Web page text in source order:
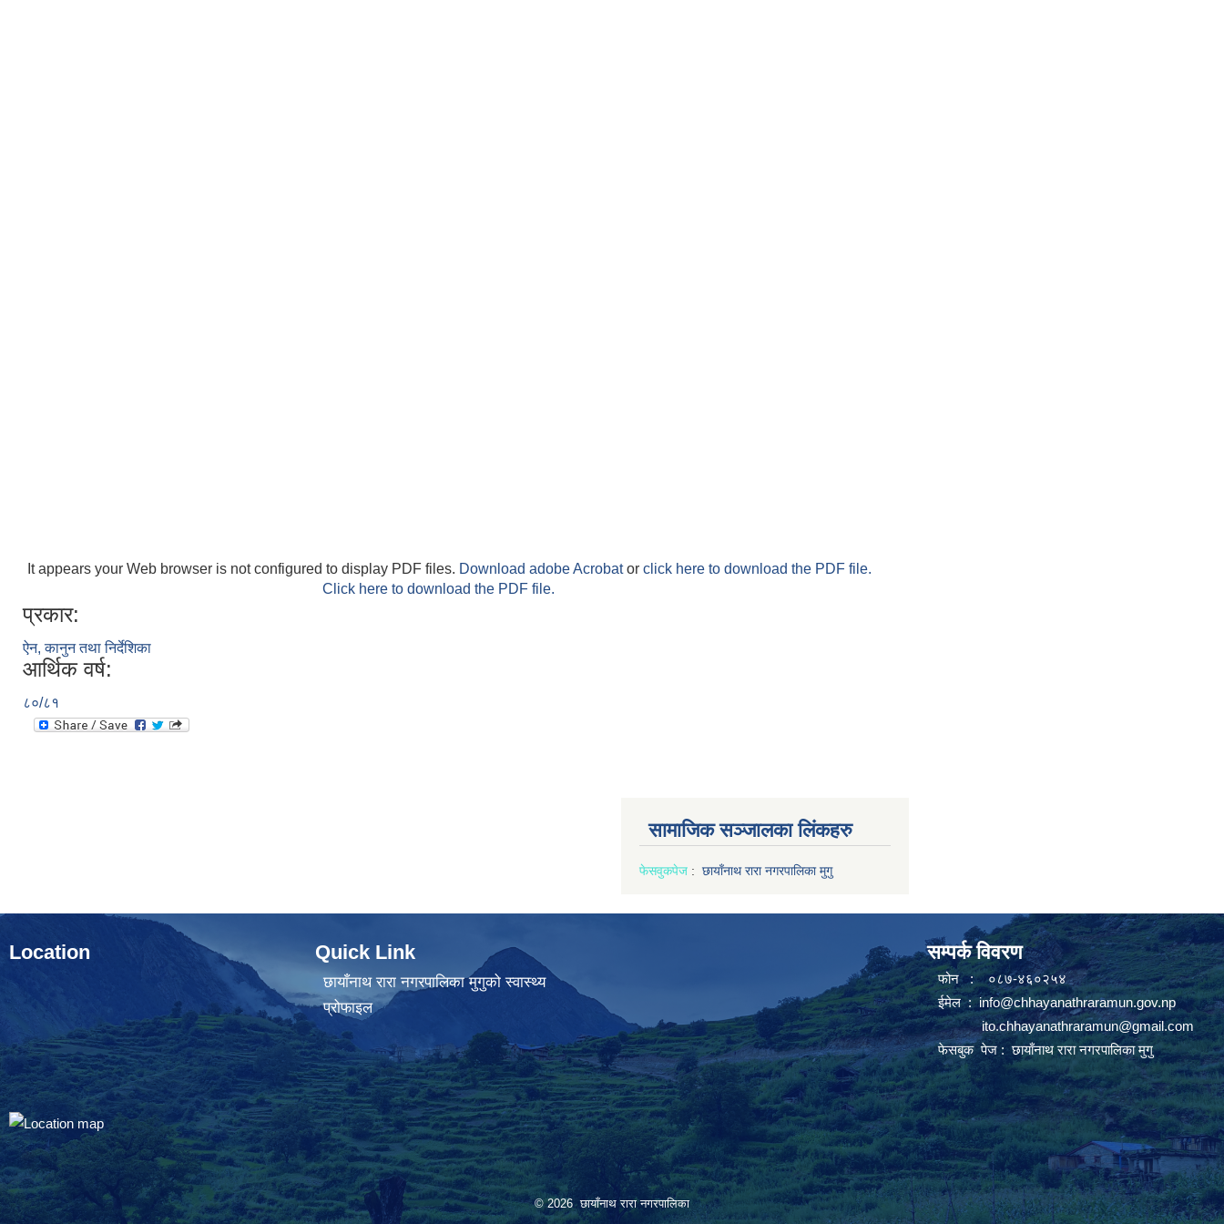
It appears your Web browser is not configured to display PDF files. Download adobe Acrobator click here to download the PDF file.
Click here to download the PDF file.
प्रकार:
ऐन, कानुन तथा निर्देशिका
आर्थिक वर्ष:
८०/८१
सामाजिक सञ्जालका लिंकहरु
फेसवुकपेज : छायाँनाथ रारा नगरपालिका मुगु
Location Quick Link
छायाँनाथ रारा नगरपालिका मुगुको स्वास्थ्य
प्रोफाइल
सम्पर्क विवरण
फोन : ०८७-४६०२५४
ईमेल :info@chhayanathraramun.gov.np
ito.chhayanathraramun@gmail.com
फेसबुक पेज : छायाँनाथ रारा नगरपालिका मुगु
© 2026 छायाँनाथ रारा नगरपालिका